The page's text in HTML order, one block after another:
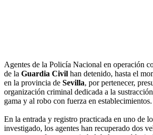
Agentes de la Policía Nacional en operación
de la Guardia Civil han detenido, hasta el
en la provincia de Sevilla, por pertenecer,
organización criminal dedicada a la
gama y al robo con fuerza en establecimientos.
En la entrada y registro practicada en uno de
investigado, los agentes han recuperado dos